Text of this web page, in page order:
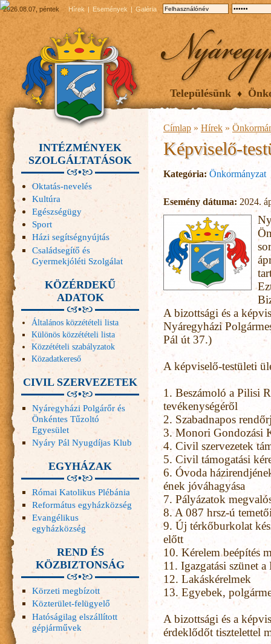
2026.08.07, péntek Hírek Események Galéria
Településünk
Címlap » Hírek »
Képviselő-
Kategória:Önkormányzat
Esemény dátuma: 2024.
A bizottsági és a
Nyáregyházi
Pál út 37.)
A képviselő-testületi
1. Beszámoló a Pilisi
tevékenységéről
2. Szabadnapos
3. Monori Gondozási
4. Civil szervezetek
5. Civil támogatási
6. Óvoda
ének jóváhagyása
7. Pályázatok
8.A 087 hrsz-ú
9. Új térkőburkolat
előtt
10. Kérelem beépítés
11. Igazgatási szünet
12. Lakáskérelmek
13. Egyebek,
A bizottsági és a
érdeklődőt tisztelettel
INTÉZMÉNYEK
SZOLGÁLTATÁSOK
Oktatás-nevelés
Kultúra
Egészségügy
Sport
Házi segítségnyújtás
Családsegítő és
Gyermekjóléti Szolgálat
KÖZÉRDEKŰ
ADATOK
Általános közzétételi lista
Különös közzétételi lista
Közzétételi szabályzatok
Közadatkereső
CIVIL SZERVEZETEK
Nyáregyházi Polgárőr és
Önkéntes Tűzoltó
Egyesület
Nyáry Pál Nyugdíjas Klub
EGYHÁZAK
Római Katolikus Plébánia
Református egyházközség
Evangélikus
egyházközség
REND ÉS
KÖZBIZTONSÁG
Körzeti megbízott
Közterület-felügyelő
Hatóságilag elszállított
gépjárművek